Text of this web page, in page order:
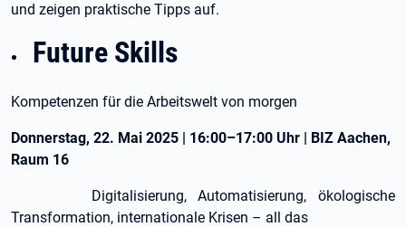
und zeigen praktische Tipps auf.
Future Skills
Kompetenzen für die Arbeitswelt von morgen
Donnerstag, 22. Mai 2025 | 16:00–17:00 Uhr | BIZ Aachen,
Raum 16
Digitalisierung, Automatisierung, ökologische
Transformation, internationale Krisen – all das